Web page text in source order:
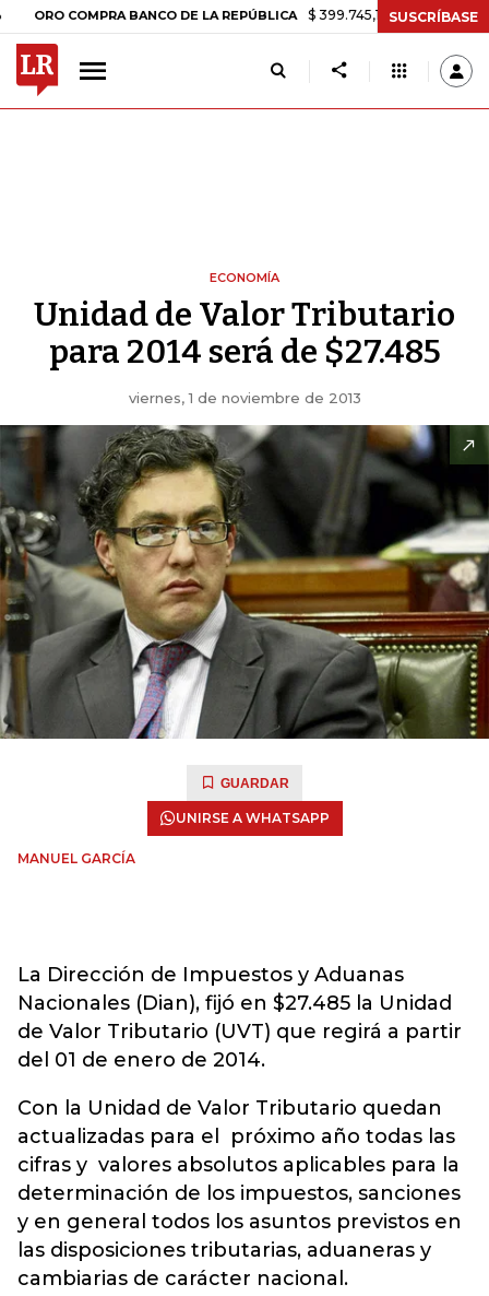
COMPRA BANCO DE LA REPÚBLICA $ 399.745,16 +$ 2.295,71 +0,58%
SUSCRÍBASE
ECONOMÍA
Unidad de Valor Tributario
para 2014 será de $27.485
viernes, 1 de noviembre de 2013
GUARDAR
UNIRSE A WHATSAPP
MANUEL GARCÍA
La Dirección de Impuestos y Aduanas
Nacionales (Dian), fijó en $27.485 la Unidad
de Valor Tributario (UVT) que regirá a partir
del 01 de enero de 2014.
Con la Unidad de Valor Tributario quedan
actualizadas para el próximo año todas las
cifras y valores absolutos aplicables para la
determinación de los impuestos, sanciones
y en general todos los asuntos previstos en
las disposiciones tributarias, aduaneras y
cambiarias de carácter nacional.